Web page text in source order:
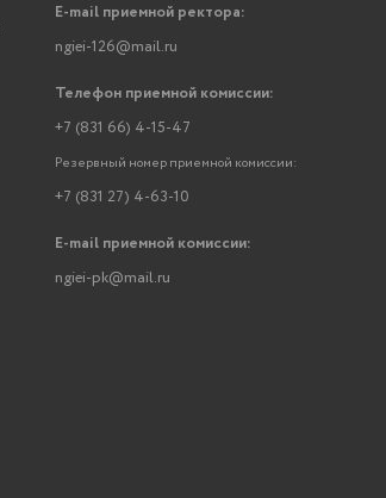
E-mail приемной ректора:
ngiei-126@mail.ru
Телефон приемной комиссии:
+7 (831 66) 4-15-47
Резервный номер приемной комиссии:
+7 (831 27) 4-63-10
E-mail приемной комиссии:
ngiei-pk@mail.ru